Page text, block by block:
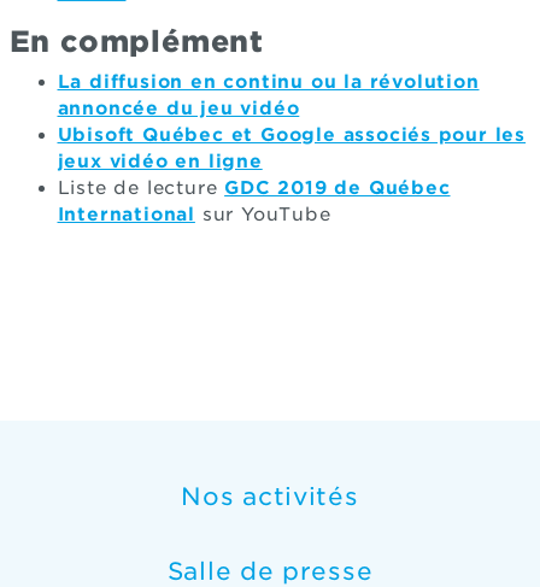
En complément
La diffusion en continu ou la révolution
annoncée du jeu vidéo
Ubisoft Québec et Google associés pour les
jeux vidéo en ligne
Liste de lecture GDC 2019 de Québec
International sur YouTube
Nos activités
Salle de presse